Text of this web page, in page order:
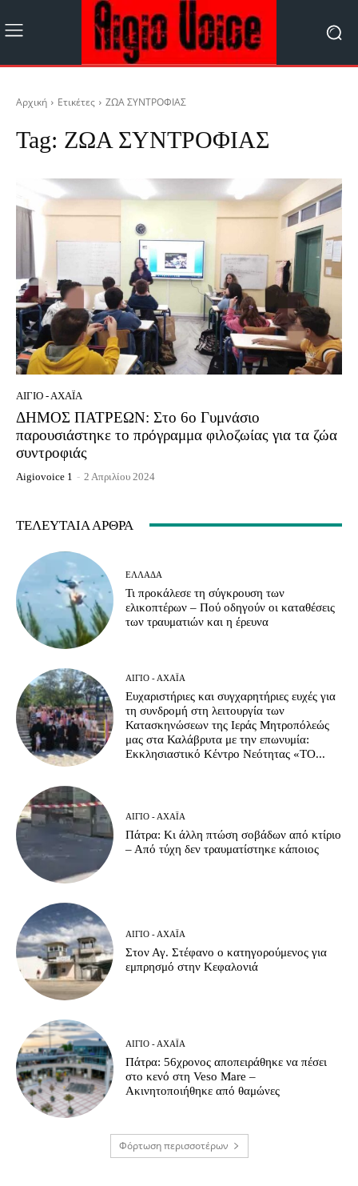
Αρχική Ετικέτες ΖΩΑ ΣΥΝΤΡΟΦΙΑΣ
Tag: ΖΩΑ ΣΥΝΤΡΟΦΙΑΣ
ΑΊΓΙΟ - ΑΧΑΪ́Α
ΔΗΜΟΣ ΠΑΤΡΕΩΝ: Στο 6ο Γυμνάσιο
παρουσιάστηκε το πρόγραμμα φιλοζωίας για τα ζώα
συντροφιάς
Aigiovoice 1 - 2 Απριλίου 2024
ΤΕΛΕΥΤΑΊΑ ΆΡΘΡΑ
ΕΛΛΆΔΑ
Τι προκάλεσε τη σύγκρουση των
ελικοπτέρων – Πού οδηγούν οι καταθέσεις
των τραυματιών και η έρευνα
ΑΊΓΙΟ - ΑΧΑΪ́Α
Ευχαριστήριες και συγχαρητήριες ευχές για
τη συνδρομή στη λειτουργία των
Κατασκηνώσεων της Ιεράς Μητροπόλεώς
μας στα Καλάβρυτα με την επωνυμία:
Εκκλησιαστικό Κέντρο Νεότητας «ΤΟ...
ΑΊΓΙΟ - ΑΧΑΪ́Α
Πάτρα: Κι άλλη πτώση σοβάδων από κτίριο
– Από τύχη δεν τραυματίστηκε κάποιος
ΑΊΓΙΟ - ΑΧΑΪ́Α
Στον Αγ. Στέφανο ο κατηγορούμενος για
εμπρησμό στην Κεφαλονιά
ΑΊΓΙΟ - ΑΧΑΪ́Α
Πάτρα: 56χρονος αποπειράθηκε να πέσει
στο κενό στη Veso Mare –
Ακινητοποιήθηκε από θαμώνες
Φόρτωση περισσοτέρων